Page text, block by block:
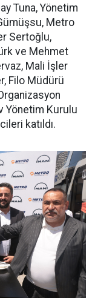
Tuna, Yönetim
Metro
Sertoğlu,
ve Mehmet
Mali İşler
Filo Müdürü
Yönetim Kurulu
katıldı.